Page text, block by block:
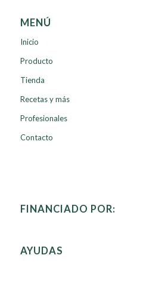
MENÚ
Inicio
Producto
Tienda
Recetas y más
Profesionales
Contacto
FINANCIADO POR:
AYUDAS